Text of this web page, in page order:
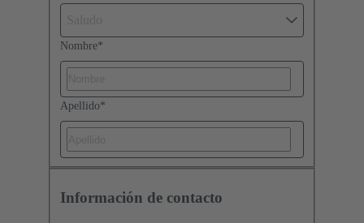
Nombre*
Apellido*
Información de contacto